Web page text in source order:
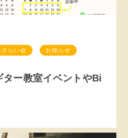
さらい会
お知らせ
ター教室イベントやBi